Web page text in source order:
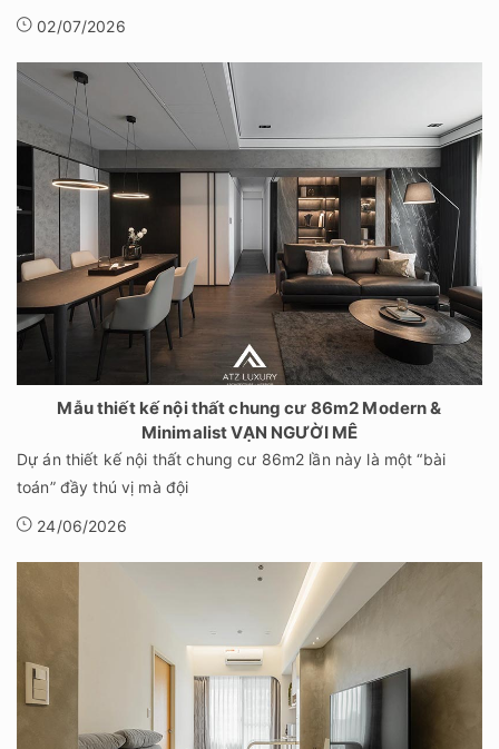
02/07/2026
Mẫu thiết kế nội thất chung cư 86m2 Modern &
Minimalist VẠN NGƯỜI MÊ
Dự án thiết kế nội thất chung cư 86m2 lần này là một “bài
toán” đầy thú vị mà đội
24/06/2026